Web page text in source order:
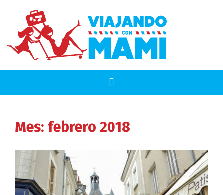
Mes: febrero 2018